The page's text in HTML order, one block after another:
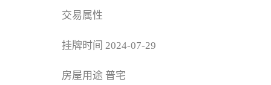
交易属性
挂牌时间 2024-07-29
房屋用途 普宅